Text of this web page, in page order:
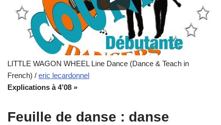
LITTLE WAGON WHEEL Line Dance (Dance & Teach in
French) / eric lecardonnel
Explications à 4’08 »
Feuille de danse : danse